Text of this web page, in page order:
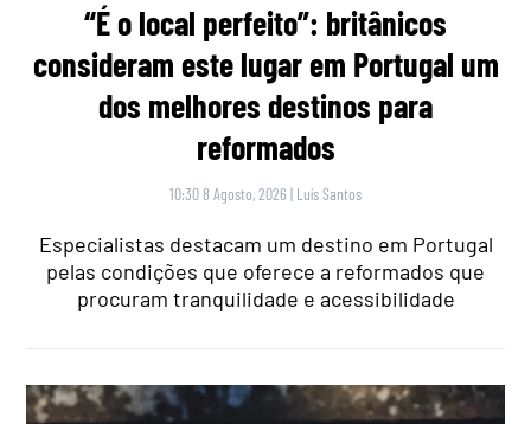
“É o local perfeito”: britânicos
consideram este lugar em Portugal um
dos melhores destinos para
reformados
10:30 8 Agosto, 2026 | Luís Santos
Especialistas destacam um destino em Portugal
pelas condições que oferece a reformados que
procuram tranquilidade e acessibilidade